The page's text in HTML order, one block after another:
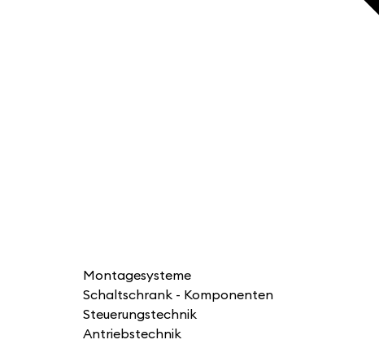
Montagesysteme
Schaltschrank - Komponenten
Steuerungstechnik
Antriebstechnik